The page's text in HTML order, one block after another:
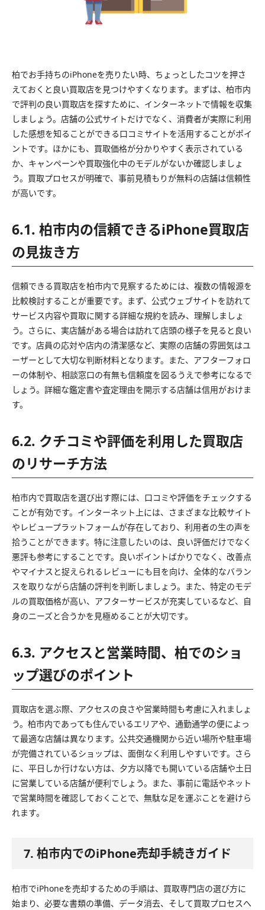
柏でお手持ちのiPhoneを売りたい時、ちょっとしたコツを押さ
えておくと良い買取店を見つけやすくなります。まずは、柏市内
で評判の良い買取店を探すために、インターネットで情報を収集
しましょう。店舗の公式サイトだけでなく、消費者が実際に利用
した感想を知ることができる口コミサイトを活用することがポイ
ントです。ほかにも、買取価格が分かりやすく表示されている
か、キャンペーンや買取強化中のモデルがないか確認しましょ
う。買取プロセスが明確で、事前見積もりが無料の店舗は信頼性
が高いです。
6.1. 柏市内の信頼できるiPhone買取店
の見抜き方
信頼できる買取店を柏市内で見察するためには、複数の情報源を
比較検討することが重要です。まず、公式ウェブサイトを訪れて
サービス内容や買取に関する詳細な規約を読み、理解しましょ
う。さらに、実店舗がある場合は訪れて店頭の様子を見ると良い
です。店員の応対や店内の清潔感など、実際の店舗の雰囲気はユ
ーザーとして大切な判断材料となります。また、アフターフォロ
ーの体制や、相談窓口の有無も信頼度を図るうえで参考になるで
しょう。詳細な鑑定書や査定理由を開示する店舗は信用がおけま
す。
6.2. クチコミや評価を利用した買取店
のリサーチ方法
柏市内で買取店を選び出す際には、口コミや評価をチェックする
ことが有効です。インターネット上には、さまざまな比較サイト
やレビュープラットフォームが存在しており、利用者の生の声を
拾うことができます。特に注意したいのは、良い評価だけでなく
悪評も参考にすることです。良いポイントばかりでなく、改善点
やマイナスと捉えられるレビューにも目を向け、全体的なバラン
スを取りながら店舗の評判を判断しましょう。また、特定のモデ
ルの買取価格が高い、アフターサービスが充実しているなど、自
身のニーズと合うかを見極めることが大切です。
6.3. アクセスと営業時間、柏でのショ
ップ選びのポイント
買取店を選ぶ際、アクセスの良さや営業時間も考慮に入れましょ
う。柏市内であっても住んでいるエリアや、通勤通学の便によっ
て最適な店舗は異なります。公共交通機関から近い場所や駐車場
が完備されているショップは、面倒なく利用しやすいです。さら
に、平日しか行けない方は、夕方以降でも開いている店舗や土日
に営業している店舗が便利でしょう。また、事前に電話やネット
で営業時間を確認しておくことで、無駄な足を運ぶことを避けら
れます。
7. 柏市内でのiPhone売却手続きガイド
柏市でiPhoneを売却するための手順は、買取専門店の選び方に
始まり、必要な書類の準備、データ消去、そして買取プロセスへ